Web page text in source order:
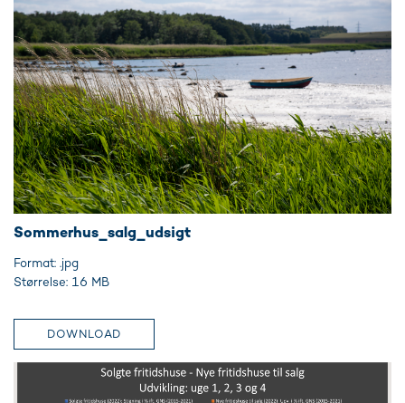
Sommerhus_salg_udsigt
Format: .jpg
Størrelse: 16 MB
DOWNLOAD